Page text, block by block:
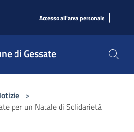
Accesso all'area personale |
di Gessate
>
per un Natale di Solidarietà